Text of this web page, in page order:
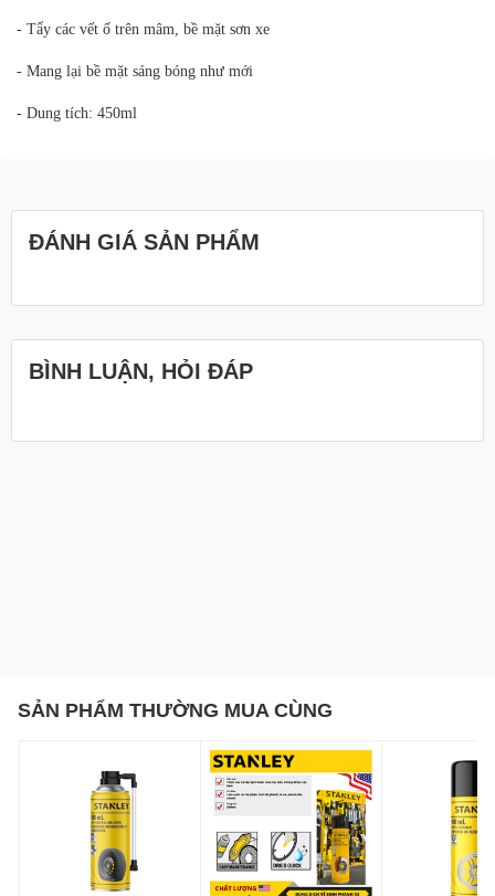
- Tẩy các vết ố trên mâm, bề mặt sơn xe
- Mang lại bề mặt sáng bóng như mới
- Dung tích: 450ml
ĐÁNH GIÁ SẢN PHẨM
BÌNH LUẬN, HỎI ĐÁP
SẢN PHẨM THƯỜNG MUA CÙNG